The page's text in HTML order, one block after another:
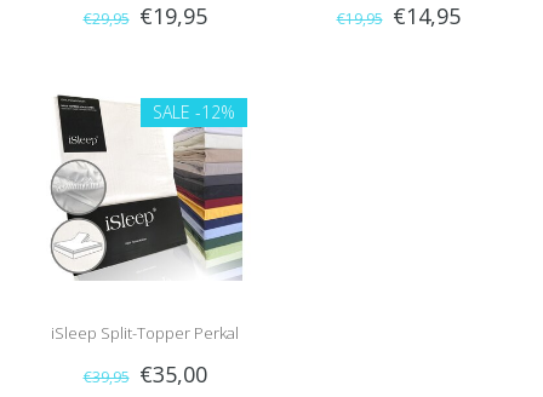
€29,95 €19,95 Katoen (2 stuks)
€19,95 €14,95
SALE -12%
iSleep Split-Topper Perkal
Katoen
€39,95 €35,00